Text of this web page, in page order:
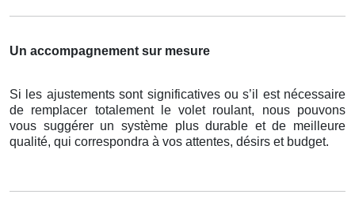
Un accompagnement sur mesure
Si les ajustements sont significatives ou s’il est nécessaire
de remplacer totalement le volet roulant, nous pouvons
vous suggérer un système plus durable et de meilleure
qualité, qui correspondra à vos attentes, désirs et budget.